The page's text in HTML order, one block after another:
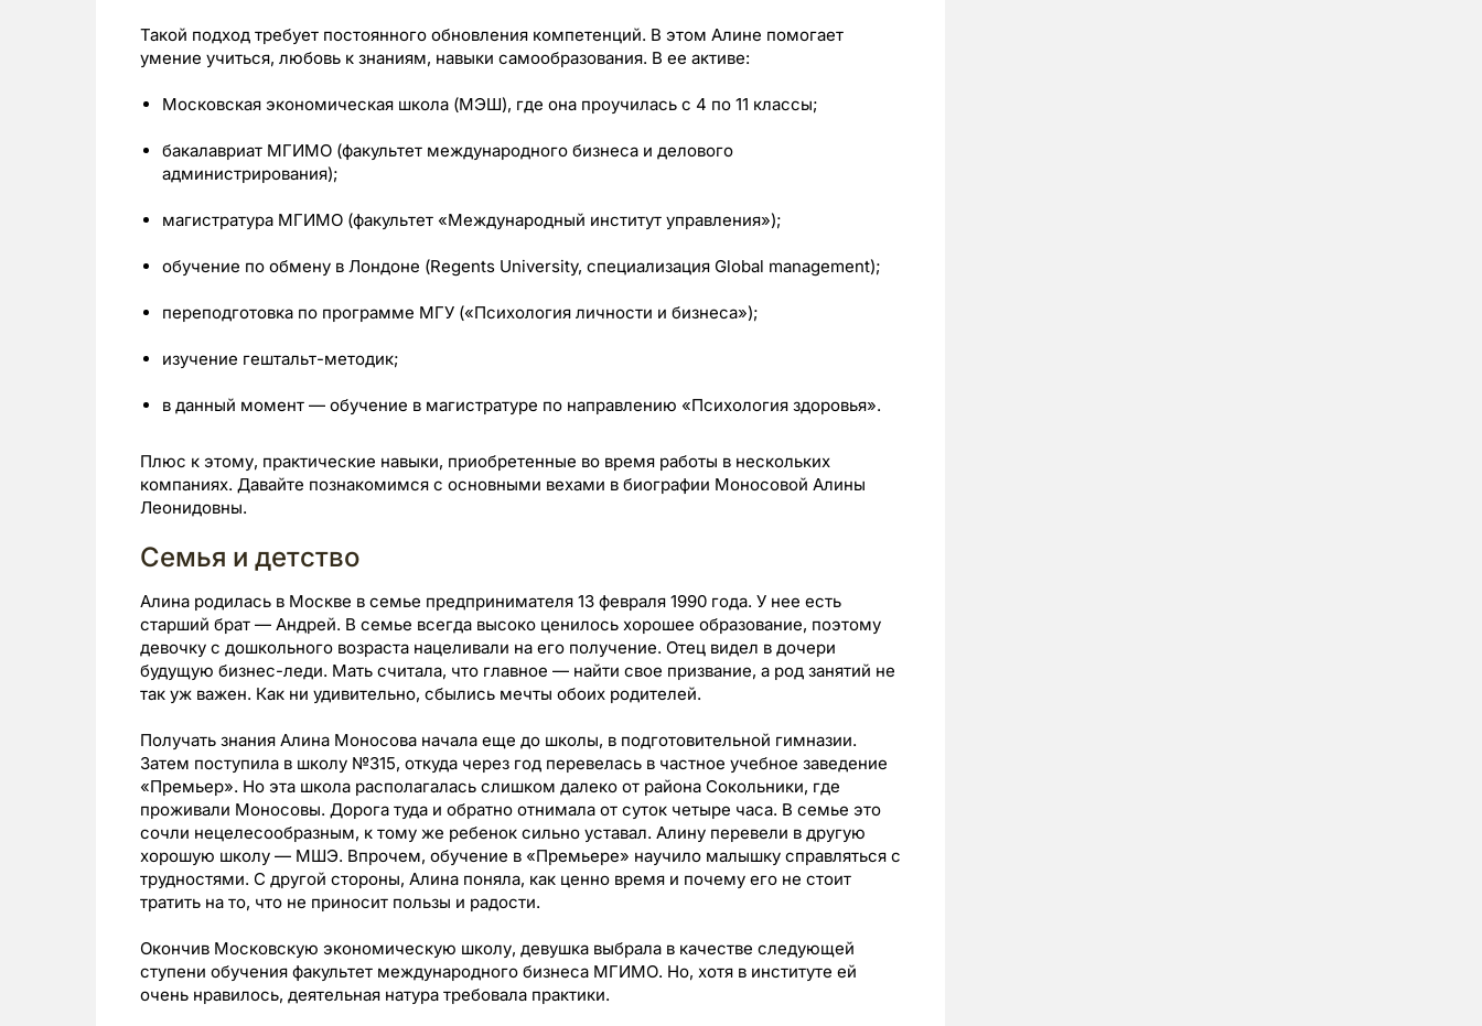
Такой подход требует постоянного обновления компетенций. В этом Алине помогает
умение учиться, любовь к знаниям, навыки самообразования. В ее активе:
Московская экономическая школа (МЭШ), где она проучилась с 4 по 11 классы;
бакалавриат МГИМО (факультет международного бизнеса и делового
администрирования);
магистратура МГИМО (факультет «Международный институт управления»);
обучение по обмену в Лондоне (Regents University, специализация Global management);
переподготовка по программе МГУ («Психология личности и бизнеса»);
изучение гештальт-методик;
в данный момент — обучение в магистратуре по направлению «Психология здоровья».
Плюс к этому, практические навыки, приобретенные во время работы в нескольких
компаниях. Давайте познакомимся с основными вехами в биографии Моносовой Алины
Леонидовны.
Семья и детство
Алина родилась в Москве в семье предпринимателя 13 февраля 1990 года. У нее есть
старший брат — Андрей. В семье всегда высоко ценилось хорошее образование, поэтому
девочку с дошкольного возраста нацеливали на его получение. Отец видел в дочери
будущую бизнес-леди. Мать считала, что главное — найти свое призвание, а род занятий не
так уж важен. Как ни удивительно, сбылись мечты обоих родителей.
Получать знания Алина Моносова начала еще до школы, в подготовительной гимназии.
Затем поступила в школу №315, откуда через год перевелась в частное учебное заведение
«Премьер». Но эта школа располагалась слишком далеко от района Сокольники, где
проживали Моносовы. Дорога туда и обратно отнимала от суток четыре часа. В семье это
сочли нецелесообразным, к тому же ребенок сильно уставал. Алину перевели в другую
хорошую школу — МШЭ. Впрочем, обучение в «Премьере» научило малышку справляться с
трудностями. С другой стороны, Алина поняла, как ценно время и почему его не стоит
тратить на то, что не приносит пользы и радости.
Окончив Московскую экономическую школу, девушка выбрала в качестве следующей
ступени обучения факультет международного бизнеса МГИМО. Но, хотя в институте ей
очень нравилось, деятельная натура требовала практики.